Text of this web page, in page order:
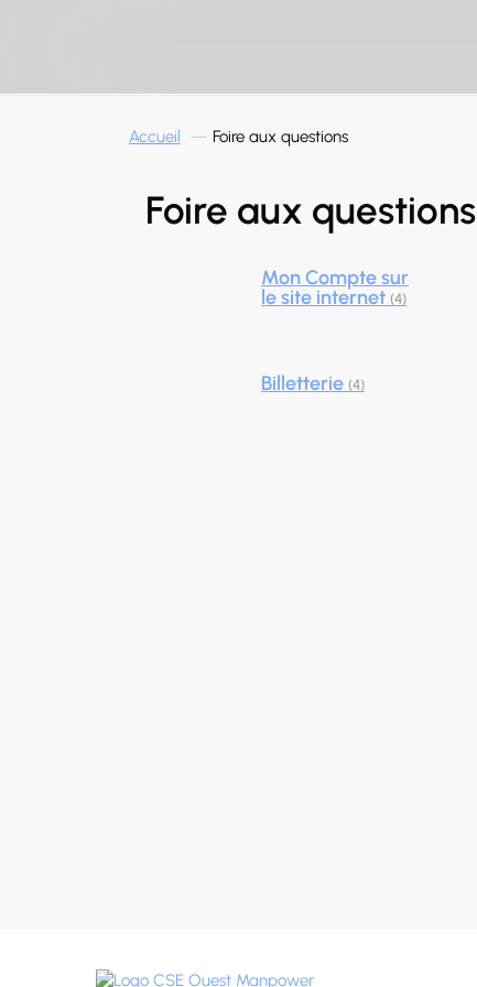
Accueil Foire aux questions
Foire aux questions
Mon Compte sur
le site internet (4)
Billetterie (4)